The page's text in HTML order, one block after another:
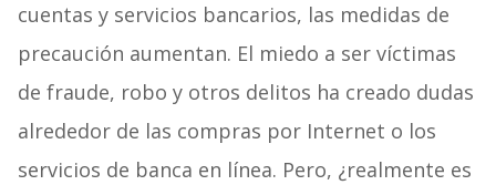
cuentas y servicios bancarios, las medidas de
precaución aumentan. El miedo a ser víctimas
de fraude, robo y otros delitos ha creado dudas
alrededor de las compras por Internet o los
servicios de banca en línea. Pero, ¿realmente es